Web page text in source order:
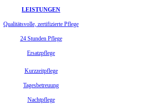
LEISTUNGEN
Qualitätsvolle, zertifizierte Pflege
24 Stunden Pflege
Ersatzpflege
Kurzzeitpflege
Tagesbetreuung
Nachtpflege